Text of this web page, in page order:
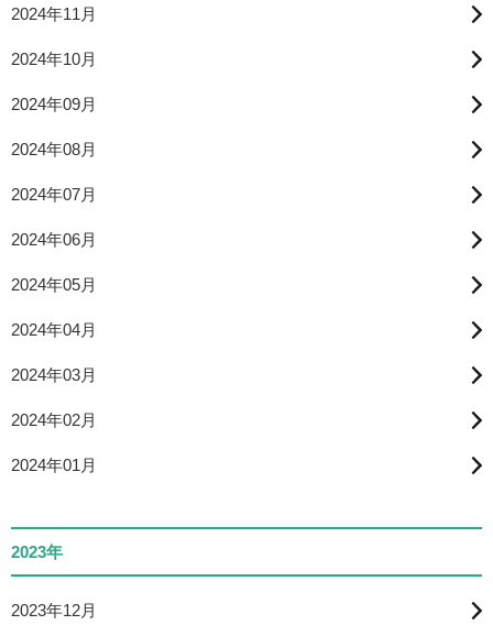
2024年11月
2024年10月
2024年09月
2024年08月
2024年07月
2024年06月
2024年05月
2024年04月
2024年03月
2024年02月
2024年01月
2023年
2023年12月